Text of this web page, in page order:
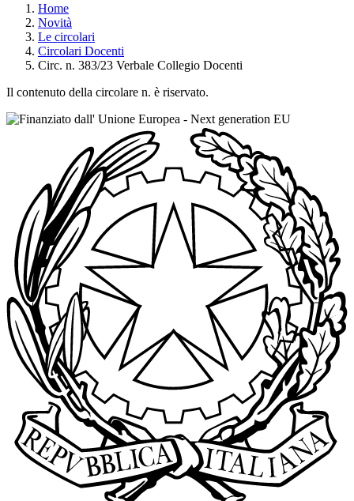
Home
Novità
Le circolari
Circolari Docenti
Circ. n. 383/23 Verbale Collegio Docenti
Il contenuto della circolare n. è riservato.